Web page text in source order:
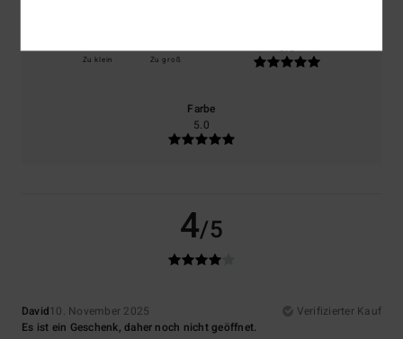
Zu klein Zu groß
5.0
Farbe
5.0
4/5
David10. November 2025
Verifizierter Kauf
Es ist ein Geschenk, daher noch nicht geöffnet.